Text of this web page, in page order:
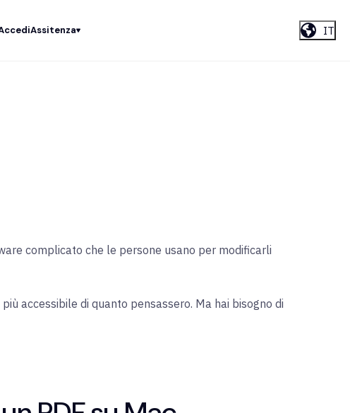
Assitenza IT
complicato che le persone usano per modificarli
accessibile di quanto pensassero. Ma hai bisogno di